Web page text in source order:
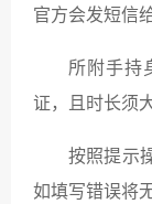
官方会发短信
所附手持
证，且时长须
按照提示
如填写错误将